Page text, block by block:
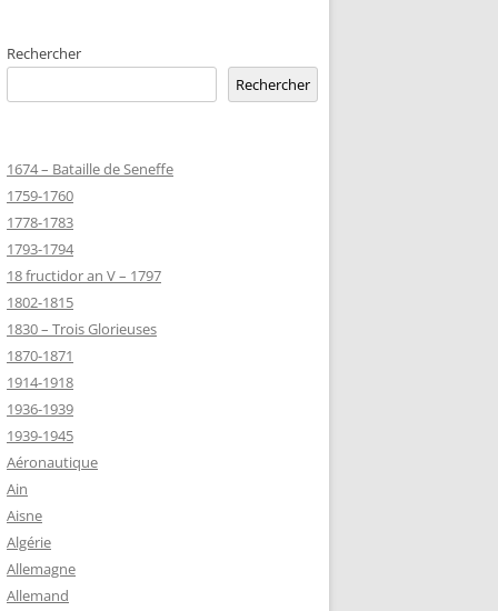
DE
MARIE
SUR-
DU CLION-
1944)
Rechercher
Rechercher
1674 – Bataille de Seneffe
1759-1760
1778-1783
1793-1794
18 fructidor an V – 1797
1802-1815
1830 – Trois Glorieuses
1870-1871
1914-1918
1936-1939
1939-1945
Aéronautique
Ain
Aisne
Algérie
Allemagne
Allemand